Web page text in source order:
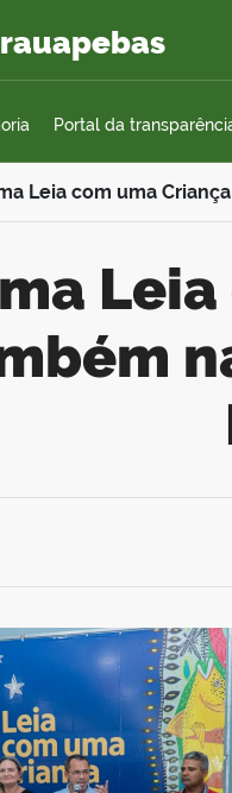
Portal da
Leia com uma